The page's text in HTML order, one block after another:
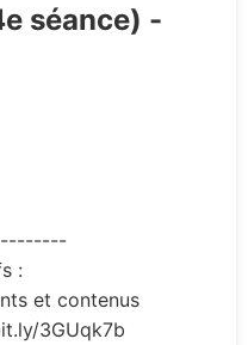
séance) -
:
et contenus
3GUqk7b